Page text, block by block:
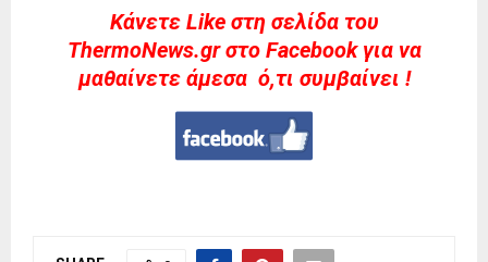
Kάνετε Like στη σελίδα του
ThermoNews.gr στο Facebook για να
μαθαίνετε άμεσα ό,τι συμβαίνει !